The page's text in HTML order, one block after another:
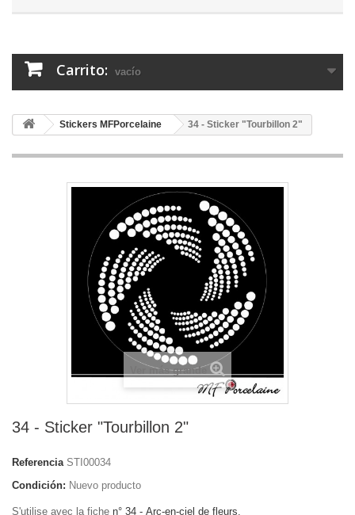
Carrito: vacío
Stickers MFPorcelaine 34 - Sticker "Tourbillon 2"
Ver más grande
34 - Sticker "Tourbillon 2"
Referencia STI00034
Condición: Nuevo producto
S'utilise avec la fiche n° 34 - Arc-en-ciel de fleurs.